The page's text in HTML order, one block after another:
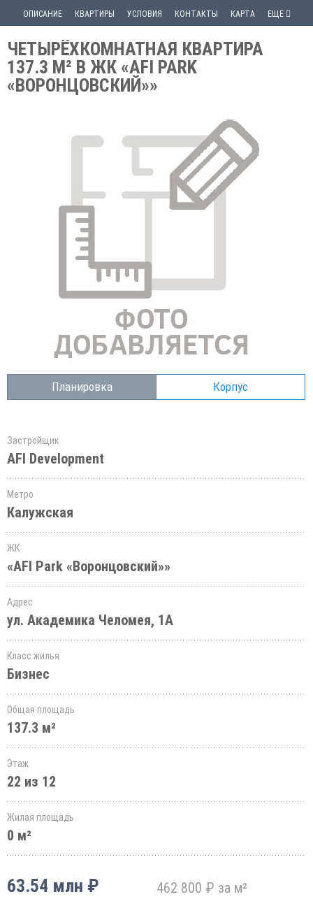
ОПИСАНИЕ КВАРТИРЫ УСЛОВИЯ КОНТАКТЫ КАРТА ЕЩЕ
ЧЕТЫРЁХКОМНАТНАЯ КВАРТИРА
137.3 М² В ЖК «AFI PARK
«ВОРОНЦОВСКИЙ»»
Планировка Корпус
Застройщик
AFI Development
Метро
Калужская
ЖК
«AFI Park «Воронцовский»»
Адрес
ул. Академика Челомея, 1А
Класс жилья
Бизнес
Общая площадь
137.3 м²
Этаж
22 из 12
Жилая площадь
0 м²
63.54 млн ₽ 462 800 ₽ за м²